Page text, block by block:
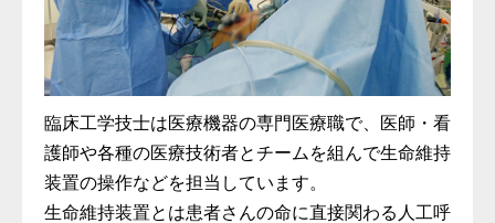
臨床工学技士は医療機器の専門医療職で、医師・看
護師や各種の医療技術者とチームを組んで生命維持
装置の操作などを担当しています。
生命維持装置とは患者さんの命に直接関わる人工呼